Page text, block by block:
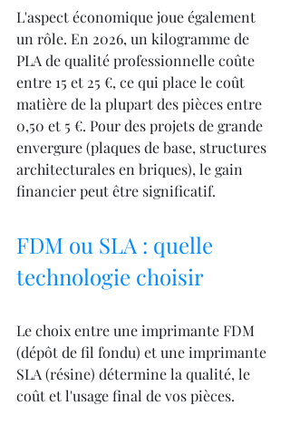
L'aspect économique joue également
un rôle. En 2026, un kilogramme de
PLA de qualité professionnelle coûte
entre 15 et 25 €, ce qui place le coût
matière de la plupart des pièces entre
0,50 et 5 €. Pour des projets de grande
envergure (plaques de base, structures
architecturales en briques), le gain
financier peut être significatif.
FDM ou SLA : quelle
technologie choisir
Le choix entre une imprimante FDM
(dépôt de fil fondu) et une imprimante
SLA (résine) détermine la qualité, le
coût et l'usage final de vos pièces.